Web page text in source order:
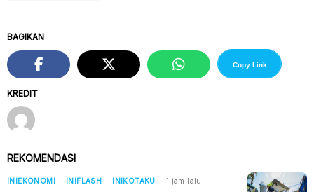
KREDIT
BAGIKAN
Copy Link
REKOMENDASI
INIEKONOMI INIFLASH INIKOTAKU 1 jam lalu